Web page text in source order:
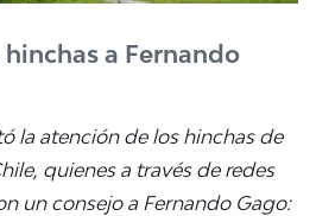
a Fernando
la atención de los hinchas de
quienes a través de redes
un consejo a Fernando Gago: